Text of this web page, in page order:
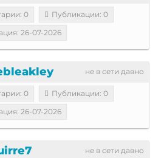
0
Публикации: 0
26-07-2026
не в сети давно
0
Публикации: 0
26-07-2026
не в сети давно